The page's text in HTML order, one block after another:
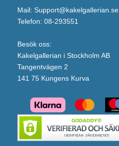
Mail: Support@kakelgallerian.se
Telefon: 08-293551
Besök oss:
Kakelgallerian i Stockholm AB
Tangentvägen 2
141 75 Kungens Kurva